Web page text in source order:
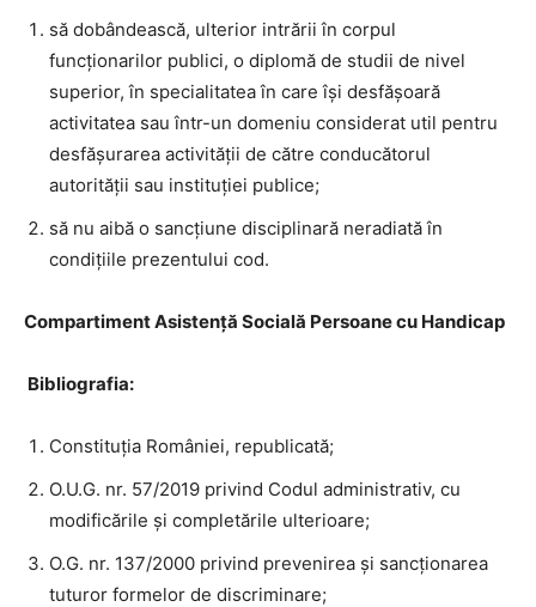
să dobândească, ulterior intrării în corpul
funcţionarilor publici, o diplomă de studii de nivel
superior, în specialitatea în care îşi desfăşoară
activitatea sau într-un domeniu considerat util pentru
desfăşurarea activităţii de către conducătorul
autorităţii sau instituţiei publice;
să nu aibă o sancţiune disciplinară neradiată în
condiţiile prezentului cod.
Compartiment Asistență Socială Persoane cu Handicap
Bibliografia:
Constituția României, republicată;
O.U.G. nr. 57/2019 privind Codul administrativ, cu
modificările și completările ulterioare;
O.G. nr. 137/2000 privind prevenirea și sancționarea
tuturor formelor de discriminare;